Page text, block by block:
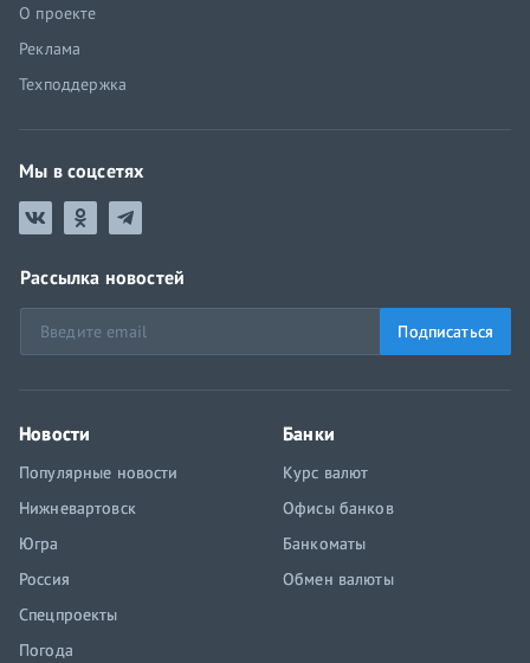
О проекте
Реклама
Техподдержка
Мы в соцсетях
Рассылка новостей
Подписаться
Новости
Популярные новости
Нижневартовск
Югра
Россия
Спецпроекты
Погода
Банки
Курс валют
Офисы банков
Банкоматы
Обмен валюты